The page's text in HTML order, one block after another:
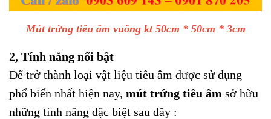
Mút trứng tiêu âm vuông kt 50cm * 50cm * 3cm
2, Tính năng nổi bật
Để trở thành loại vật liệu tiêu âm được sử dụng
phổ biến nhất hiện nay, mút trứng tiêu âm sở hữu
những tính năng đặc biệt sau đây :